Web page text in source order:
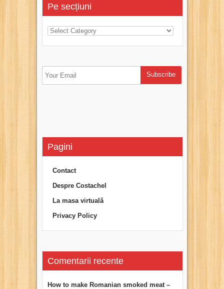
Pe secțiuni
Pagini
Contact
Despre Costachel
La masa virtuală
Privacy Policy
Comentarii recente
How to make Romanian smoked meat –